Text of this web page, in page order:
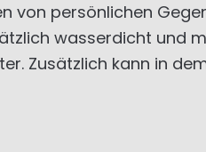
von persönlichen
wasserdicht und
Zusätzlich kann in